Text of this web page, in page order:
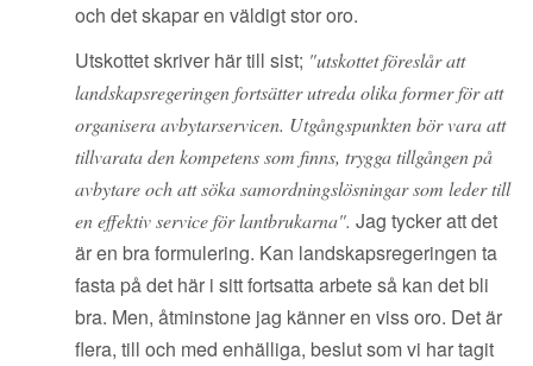
och det skapar en väldigt stor oro.
Utskottet skriver här till sist; "utskottet föreslår att
landskapsregeringen fortsätter utreda olika former för att
organisera avbytarservicen. Utgångspunkten bör vara att
tillvarata den kompetens som finns, trygga tillgången på
avbytare och att söka samordningslösningar som leder till
en effektiv service för lantbrukarna". Jag tycker att det
är en bra formulering. Kan landskapsregeringen ta
fasta på det här i sitt fortsatta arbete så kan det bli
bra. Men, åtminstone jag känner en viss oro. Det är
flera, till och med enhälliga, beslut som vi har tagit